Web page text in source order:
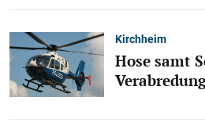
Kirchheim
Hose samt